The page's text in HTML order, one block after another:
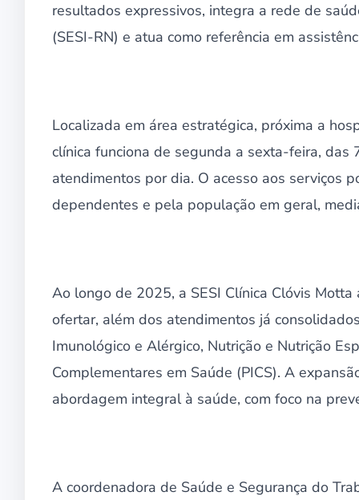
resultados expressivos, integra a rede de
(SESI-RN) e atua como referência em
Localizada em área estratégica, próxima a
clínica funciona de segunda a sexta-feira,
atendimentos por dia. O acesso aos serviços
dependentes e pela população em geral,
Ao longo de 2025, a SESI Clínica Clóvis
ofertar, além dos atendimentos já
Imunológico e Alérgico, Nutrição e Nutrição
Complementares em Saúde (PICS). A
abordagem integral à saúde, com foco na
A coordenadora de Saúde e Segurança do